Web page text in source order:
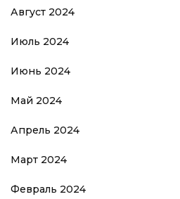
Август 2024
Июль 2024
Июнь 2024
Май 2024
Апрель 2024
Март 2024
Февраль 2024